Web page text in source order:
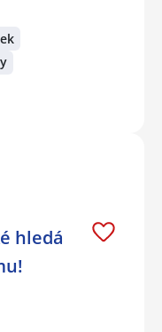
hledá